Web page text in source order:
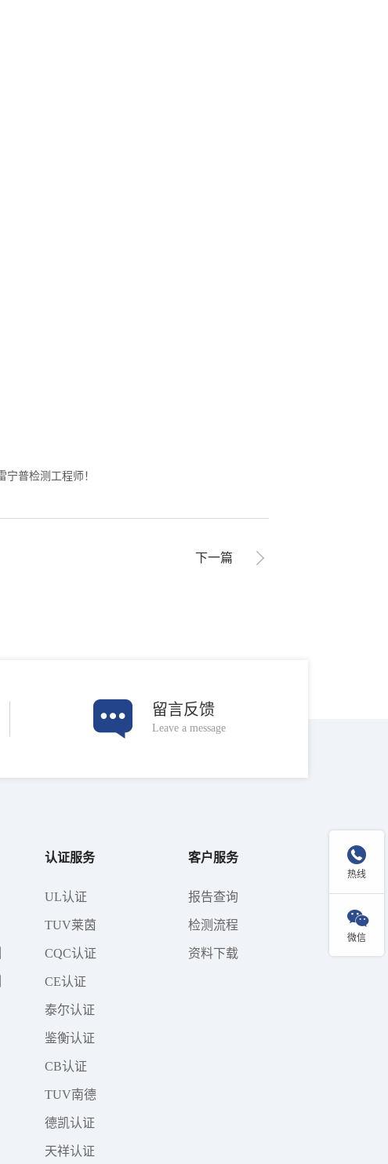
宁普检测工程师！
下一篇
留言反馈
Leave a message
认证服务
UL认证
TUV莱茵
CQC认证
CE认证
泰尔认证
鉴衡认证
CB认证
TUV南德
德凯认证
天祥认证
客户服务
报告查询
检测流程
资料下载

热线

微信